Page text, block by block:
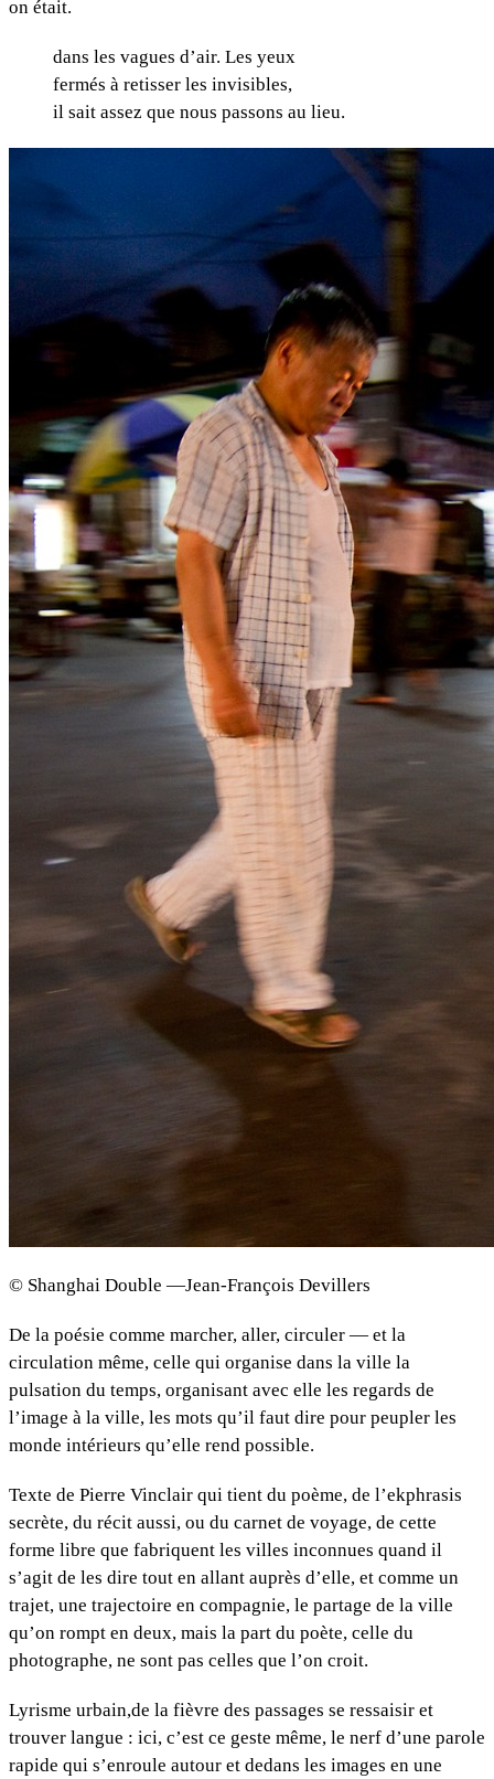
on était.
dans les vagues d’air. Les yeux
fermés à retisser les invisibles,
il sait assez que nous passons au lieu.
© Shanghai Double —Jean-François Devillers
De la poésie comme marcher, aller, circuler — et la
circulation même, celle qui organise dans la ville la
pulsation du temps, organisant avec elle les regards de
l’image à la ville, les mots qu’il faut dire pour peupler les
monde intérieurs qu’elle rend possible.
Texte de Pierre Vinclair qui tient du poème, de l’ekphrasis
secrète, du récit aussi, ou du carnet de voyage, de cette
forme libre que fabriquent les villes inconnues quand il
s’agit de les dire tout en allant auprès d’elle, et comme un
trajet, une trajectoire en compagnie, le partage de la ville
qu’on rompt en deux, mais la part du poète, celle du
photographe, ne sont pas celles que l’on croit.
Lyrisme urbain,de la fièvre des passages se ressaisir et
trouver langue : ici, c’est ce geste même, le nerf d’une parole
rapide qui s’enroule autour et dedans les images en une